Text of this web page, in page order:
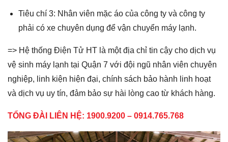
Tiêu chí 3: Nhân viên mặc áo của công ty và công ty
phải có xe chuyên dụng để vận chuyển máy lạnh.
=> Hệ thống Điện Tử HT là một địa chỉ tin cậy cho dịch vụ
vệ sinh máy lạnh tại Quận 7 với đội ngũ nhân viên chuyên
nghiệp, linh kiện hiện đại, chính sách bảo hành linh hoạt
và dịch vụ uy tín, đảm bảo sự hài lòng cao từ khách hàng.
TỔNG ĐÀI LIÊN HỆ: 1900.9200 – 0914.765.768